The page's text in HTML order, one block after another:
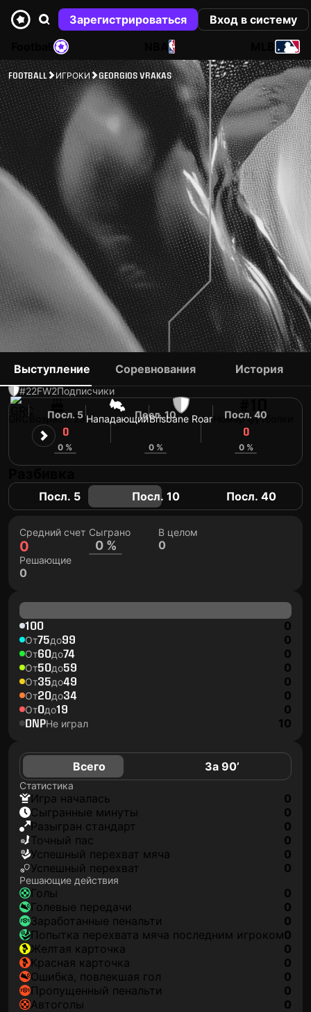
Зарегистрироваться
Вход в систему
NBA
FOOTBALL ИГРОКИ GEORGIOS VRAKAS
GEORGIOS VRAKAS
#22FW2Подписчики
Возраст: 25 НападающийBrisbane Roar Номер футболки
Выступление Соревнования История
Посл. 5
0
0 %
Посл. 10
0 %
Посл. 40
0
0 %
Посл. 5 Посл. 10 Посл. 40
Средний счет
0
Сыграно
0 %
В целом
0
Решающие
0
100 0
От75до99 0
От60до74 0
От50до59 0
От35до49 0
От20до34 0
От0до19 0
DNPНе играл 10
Всего За 90’
Статистика
игра началась
0
сыгранные минуты
0
разыгран стандарт
0
точный пас
0
успешный перехват мяча
0
успешный перехват
0
Решающие действия
голы
0
голевые передачи
0
заработанные пенальти
0
попытка перехвата мяча последним игроком0
желтая карточка
0
красная карточка
0
ошибка, повлекшая гол
0
пропущенный пенальти
0
автоголы
0